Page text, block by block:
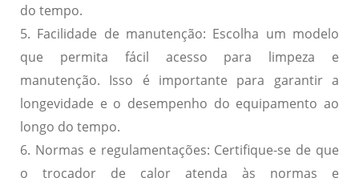
do tempo.
5. Facilidade de manutenção: Escolha um modelo
que permita fácil acesso para limpeza e
manutenção. Isso é importante para garantir a
longevidade e o desempenho do equipamento ao
longo do tempo.
6. Normas e regulamentações: Certifique-se de que
o trocador de calor atenda às normas e